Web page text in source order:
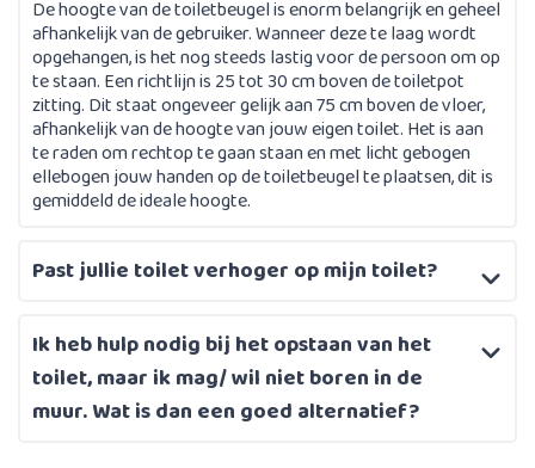
De hoogte van de toiletbeugel is enorm belangrijk en geheel
afhankelijk van de gebruiker. Wanneer deze te laag wordt
opgehangen, is het nog steeds lastig voor de persoon om op
te staan. Een richtlijn is 25 tot 30 cm boven de toiletpot
zitting. Dit staat ongeveer gelijk aan 75 cm boven de vloer,
afhankelijk van de hoogte van jouw eigen toilet. Het is aan
te raden om rechtop te gaan staan en met licht gebogen
ellebogen jouw handen op de toiletbeugel te plaatsen, dit is
gemiddeld de ideale hoogte.
Past jullie toilet verhoger op mijn toilet?
Ik heb hulp nodig bij het opstaan van het
toilet, maar ik mag/ wil niet boren in de
muur. Wat is dan een goed alternatief?